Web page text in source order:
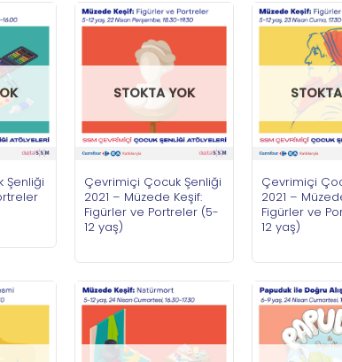
Şenliği
STOKTA YOK
Çevrimiçi Çocuk Şenliği
2021 – Müzede Keşif:
Figürler ve Portreler (5-
12 yaş)
Çevrimiçi
2021 –
Figürler ve
12 yaş)